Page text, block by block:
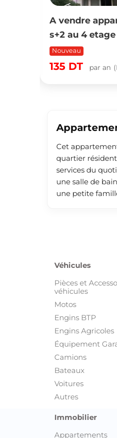
Cet
quartier
services du
une salle de
une petite
Véhicules
Pièces et
véhicules
Motos
Engins BTP
Engins Agricoles
Équipement
Camions
Bateaux
Voitures
Autres
Immobilier
Appartements